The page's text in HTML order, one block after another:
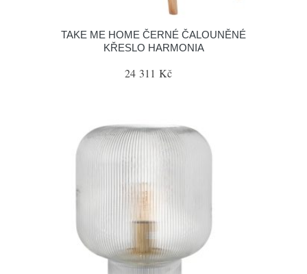
TAKE ME HOME ČERNÉ ČALOUNĚNÉ
KŘESLO HARMONIA
24 311 Kč